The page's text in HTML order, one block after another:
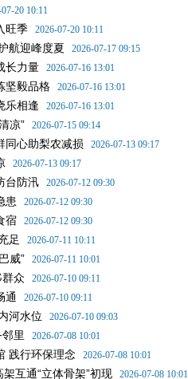
20 10:11
旺季
2026-07-20 10:11
航迎峰度夏
2026-07-17 09:15
长力量
2026-07-16 13:01
坚毅品格
2026-07-16 13:01
乐相逢
2026-07-16 13:01
凉”
2026-07-15 09:14
同心助梨农减损
2026-07-13 09:17
2026-07-13 09:17
台防汛
2026-07-12 09:30
患
2026-07-12 09:30
宿
2026-07-12 09:30
足
2026-07-11 10:11
威”
2026-07-11 10:01
群众
2026-07-10 09:11
通
2026-07-10 09:11
河水位
2026-07-10 09:03
里
2026-07-08 10:01
践行环保理念
2026-07-08 10:01
互通“立体骨架”初现 2026-07-08 10:01